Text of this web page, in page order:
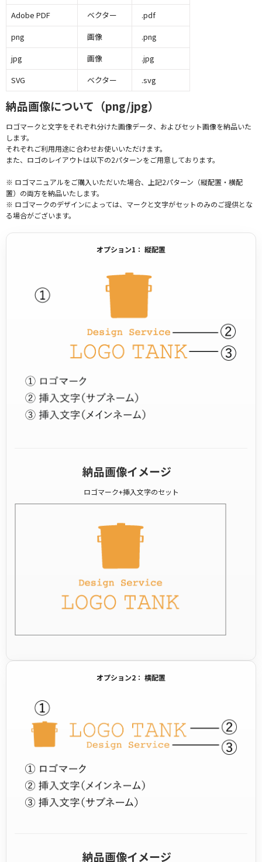
Adobe PDF
ベクター
.pdf
png
画像
.png
jpg
画像
.jpg
SVG
ベクター .svg
納品画像について（png/jpg）
ロゴマークと文字をそれぞれ分けた画像データ、およびセット画像を納品いた
します。
それぞれご利用用途に合わせお使いいただけます。
また、ロゴのレイアウトは以下の2パターンをご用意しております。
※ ロゴマニュアルをご購入いただいた場合、上記2パターン（縦配置・横配
置）の両方を納品いたします。
※ ロゴマークのデザインによっては、マークと文字がセットのみのご提供とな
る場合がございます。
オプション1： 縦配置
納品画像イメージ
ロゴマーク+挿入文字のセット
オプション2： 横配置
納品画像イメージ